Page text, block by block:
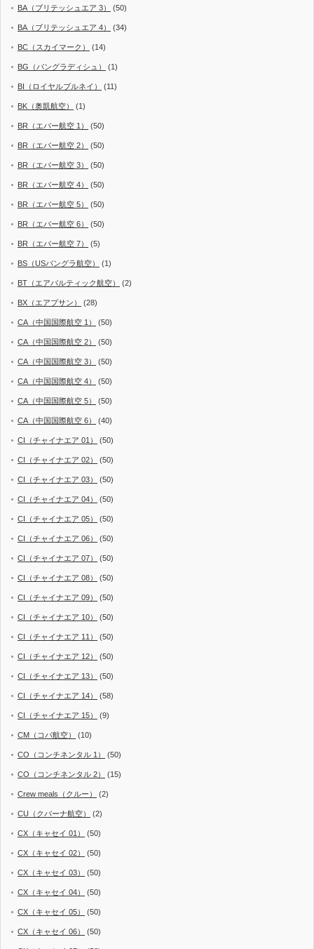
BA（ブリテッシュエア 3） (50)
BA（ブリテッシュエア 4） (34)
BC（スカイマーク） (14)
BG（バングラディシュ） (1)
BI（ロイヤルブルネイ） (11)
BK（奥凱航空） (1)
BR（エバー航空 1） (50)
BR（エバー航空 2） (50)
BR（エバー航空 3） (50)
BR（エバー航空 4） (50)
BR（エバー航空 5） (50)
BR（エバー航空 6） (50)
BR（エバー航空 7） (5)
BS（USバングラ航空） (1)
BT（エアバルティック航空） (2)
BX（エアプサン） (28)
CA（中国国際航空 1） (50)
CA（中国国際航空 2） (50)
CA（中国国際航空 3） (50)
CA（中国国際航空 4） (50)
CA（中国国際航空 5） (50)
CA（中国国際航空 6） (40)
CI（チャイナエア 01） (50)
CI（チャイナエア 02） (50)
CI（チャイナエア 03） (50)
CI（チャイナエア 04） (50)
CI（チャイナエア 05） (50)
CI（チャイナエア 06） (50)
CI（チャイナエア 07） (50)
CI（チャイナエア 08） (50)
CI（チャイナエア 09） (50)
CI（チャイナエア 10） (50)
CI（チャイナエア 11） (50)
CI（チャイナエア 12） (50)
CI（チャイナエア 13） (50)
CI（チャイナエア 14） (58)
CI（チャイナエア 15） (9)
CM（コパ航空） (10)
CO（コンチネンタル 1） (50)
CO（コンチネンタル 2） (15)
Crew meals（クルー） (2)
CU（クバーナ航空） (2)
CX（キャセイ 01） (50)
CX（キャセイ 02） (50)
CX（キャセイ 03） (50)
CX（キャセイ 04） (50)
CX（キャセイ 05） (50)
CX（キャセイ 06） (50)